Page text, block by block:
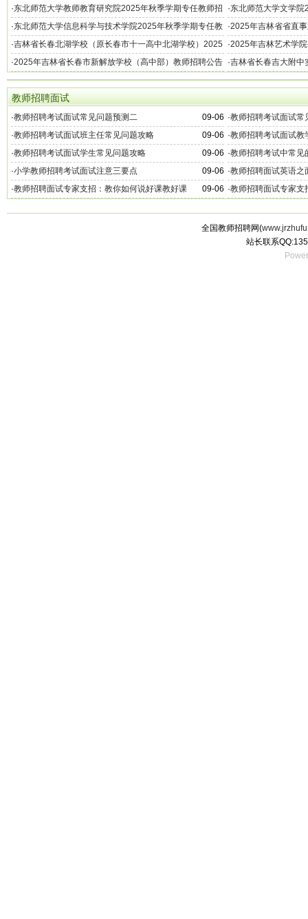
秋季学期专任教师招聘公告
告
·东北师范大学教师教育研究院2025年秋季学期专任教师招
聘公告
·东北师范大学文学
·东北师范大学信息科学与技术学院2025年秋季学期专任教
师招聘公告
·2025年吉林省省直
缺工作人员公告（2
·吉林省长春北湖学校（原长春市十一高中北湖学校）2025
年冬季教师招聘公告
·2025年吉林艺术学
·2025年吉林省长春市新解放学校（高中部）教师招聘公告 ·吉林省长春吉大附
教师招聘面试
09-06
·教师招聘考试面试常见问题预测二 ·教师招聘考试面试常
09-06
·教师招聘考试面试班主任常见问题攻略 ·教师招聘考试面试教
09-06
·教师招聘考试面试学生常见问题攻略 ·教师招聘考试中常见
09-06
·小学教师招聘考试面试注意三要点 ·教师招聘面试英语之
09-06
·教师招聘面试专家支招：教你如何说好课教好课 ·教师招聘面试专家支
全国教师招聘网(
站长联系